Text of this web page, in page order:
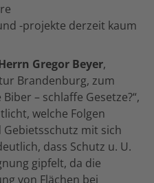
-projekte derzeit kaum
Gregor Beyer,
Brandenburg, zum
– schlaffe Gesetze?“,
welche Folgen
mit sich
dass Schutz u. U.
gipfelt, da die
von Flächen bei